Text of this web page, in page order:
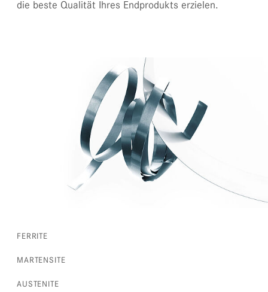
die beste Qualität Ihres Endprodukts erzielen.
FERRITE
MARTENSITE
AUSTENITE